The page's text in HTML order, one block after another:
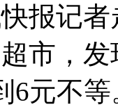
报记
市，
6元不等